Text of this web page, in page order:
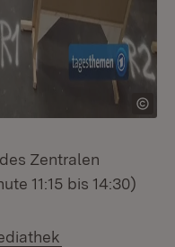
Zentralen
11:15 bis 14:30)